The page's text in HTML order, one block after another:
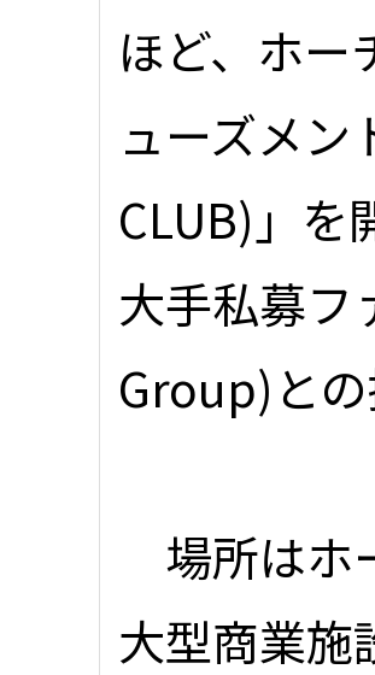
ほど、ホー
ューズメン
CLUB)」を
大手私募フ
Group)と
場所はホ
大型商業施